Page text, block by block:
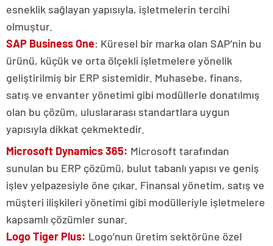
esneklik sağlayan yapısıyla, işletmelerin tercihi
olmuştur.
SAP Business One: Küresel bir marka olan SAP’nin bu
ürünü, küçük ve orta ölçekli işletmelere yönelik
geliştirilmiş bir ERP sistemidir. Muhasebe, finans,
satış ve envanter yönetimi gibi modüllerle donatılmış
olan bu çözüm, uluslararası standartlara uygun
yapısıyla dikkat çekmektedir.
Microsoft Dynamics 365: Microsoft tarafından
sunulan bu ERP çözümü, bulut tabanlı yapısı ve geniş
işlev yelpazesiyle öne çıkar. Finansal yönetim, satış ve
müşteri ilişkileri yönetimi gibi modülleriyle işletmelere
kapsamlı çözümler sunar.
Logo Tiger Plus: Logo’nun üretim sektörüne özel